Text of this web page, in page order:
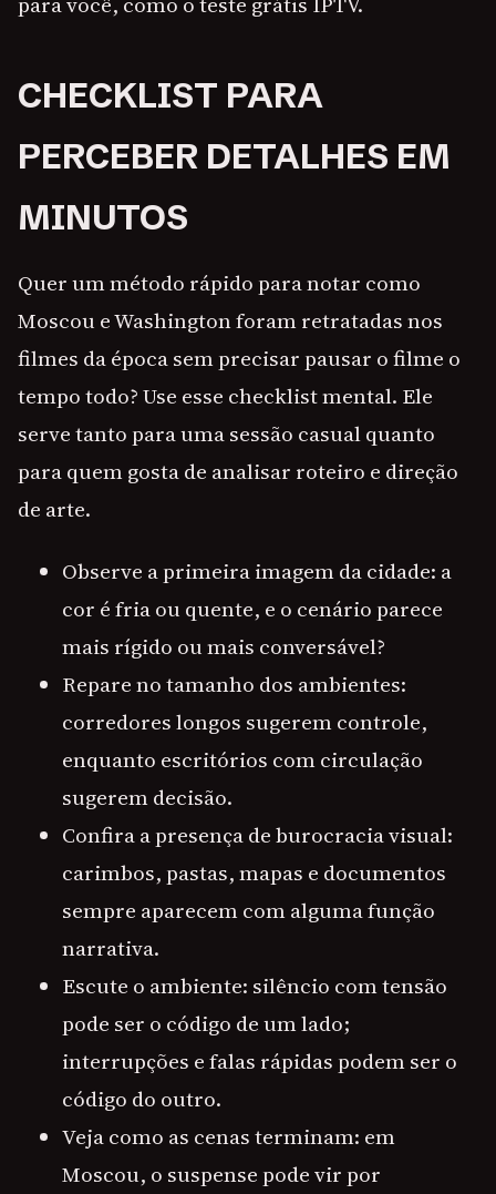
CHECKLIST PARA
PERCEBER DETALHES EM
MINUTOS
Quer um método rápido para notar como
Moscou e Washington foram retratadas nos
filmes da época sem precisar pausar o filme o
tempo todo? Use esse checklist mental. Ele
serve tanto para uma sessão casual quanto
para quem gosta de analisar roteiro e direção
de arte.
Observe a primeira imagem da cidade: a
cor é fria ou quente, e o cenário parece
mais rígido ou mais conversável?
Repare no tamanho dos ambientes:
corredores longos sugerem controle,
enquanto escritórios com circulação
sugerem decisão.
Confira a presença de burocracia visual:
carimbos, pastas, mapas e documentos
sempre aparecem com alguma função
narrativa.
Escute o ambiente: silêncio com tensão
pode ser o código de um lado;
interrupções e falas rápidas podem ser o
código do outro.
Veja como as cenas terminam: em
Moscou, o suspense pode vir por